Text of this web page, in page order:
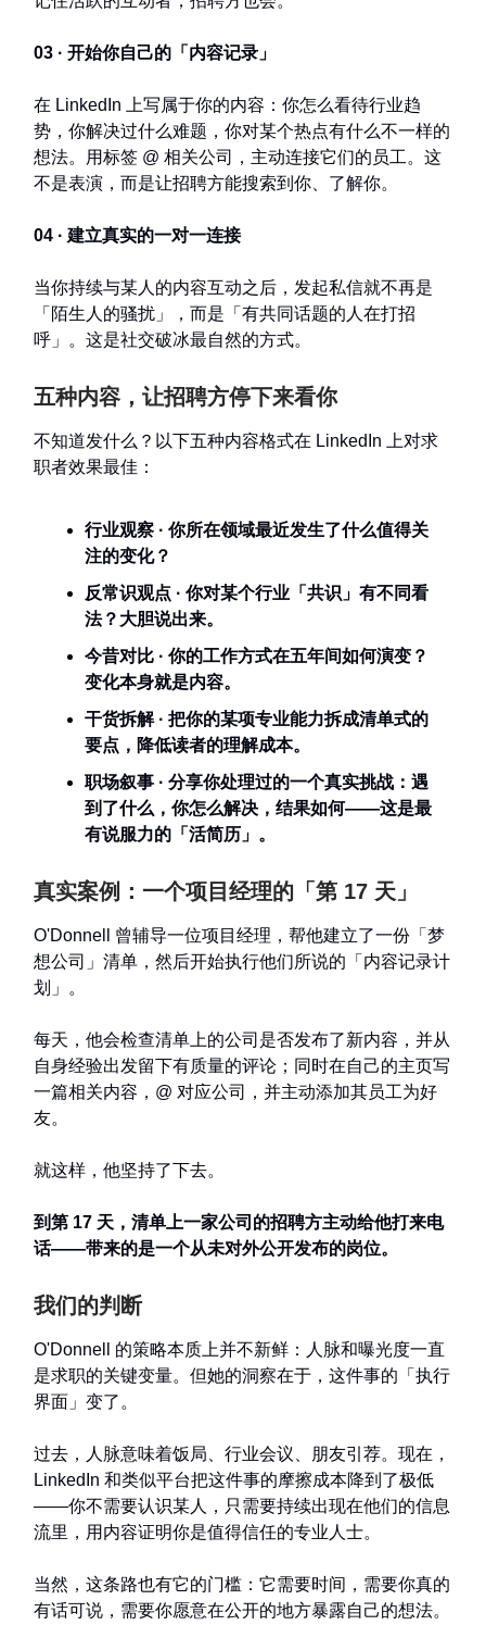
03 · 开始你自己的「内容记录」
在 LinkedIn 上写属于你的内容：你怎么看待行业趋
势，你解决过什么难题，你对某个热点有什么不一样的
想法。用标签 @ 相关公司，主动连接它们的员工。这
不是表演，而是让招聘方能搜索到你、了解你。
04 · 建立真实的一对一连接
当你持续与某人的内容互动之后，发起私信就不再是
「陌生人的骚扰」，而是「有共同话题的人在打招
呼」。这是社交破冰最自然的方式。
五种内容，让招聘方停下来看你
不知道发什么？以下五种内容格式在 LinkedIn 上对求
职者效果最佳：
行业观察 · 你所在领域最近发生了什么值得关
注的变化？
反常识观点 · 你对某个行业「共识」有不同看
法？大胆说出来。
今昔对比 · 你的工作方式在五年间如何演变？
变化本身就是内容。
干货拆解 · 把你的某项专业能力拆成清单式的
要点，降低读者的理解成本。
职场叙事 · 分享你处理过的一个真实挑战：遇
到了什么，你怎么解决，结果如何——这是最
有说服力的「活简历」。
真实案例：一个项目经理的「第 17 天」
O'Donnell 曾辅导一位项目经理，帮他建立了一份「梦
想公司」清单，然后开始执行他们所说的「内容记录计
划」。
每天，他会检查清单上的公司是否发布了新内容，并从
自身经验出发留下有质量的评论；同时在自己的主页写
一篇相关内容，@ 对应公司，并主动添加其员工为好
友。
就这样，他坚持了下去。
到第 17 天，清单上一家公司的招聘方主动给他打来电
话——带来的是一个从未对外公开发布的岗位。
我们的判断
O'Donnell 的策略本质上并不新鲜：人脉和曝光度一直
是求职的关键变量。但她的洞察在于，这件事的「执行
界面」变了。
过去，人脉意味着饭局、行业会议、朋友引荐。现在，
LinkedIn 和类似平台把这件事的摩擦成本降到了极低
——你不需要认识某人，只需要持续出现在他们的信息
流里，用内容证明你是值得信任的专业人士。
当然，这条路也有它的门槛：它需要时间，需要你真的
有话可说，需要你愿意在公开的地方暴露自己的想法。